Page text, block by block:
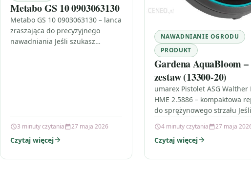
Metabo GS 10 0903063130
Metabo GS 10 0903063130 – lanca
zraszająca do precyzyjnego
nawadniania Jeśli szukasz
3 minuty czytania 27 maja 2026
Czytaj więcej
NAWADNIANIE OGRODU
PRODUKT
Gardena AquaBloom –
zestaw (13300-20)
umarex Pistolet ASG Walther
HME 2.5886 – kompaktowa
do sprężynowego strzału Jeśli
realistyczne wykonanie z
mechaniką…
4 minuty czytania 27 maja
Czytaj więcej